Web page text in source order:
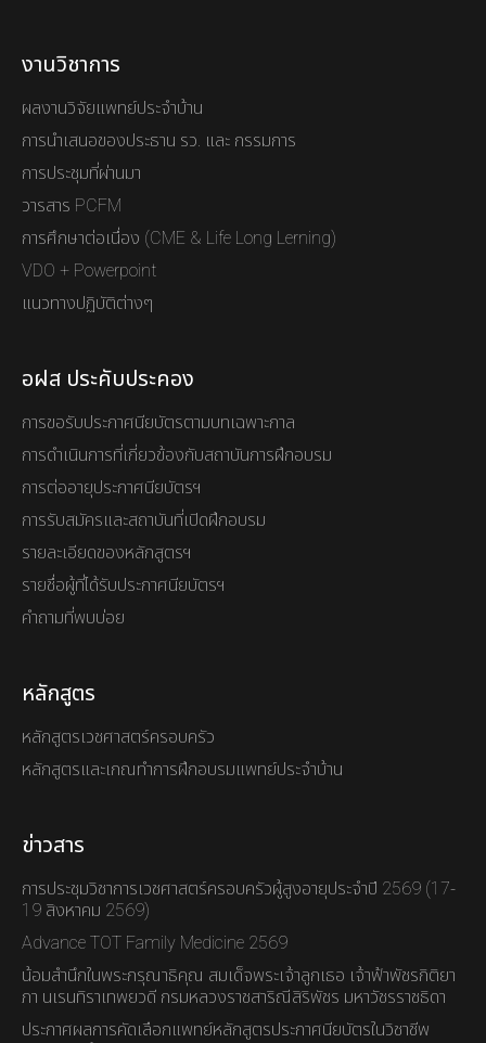
งานวิชาการ
ผลงานวิจัยแพทย์ประจำบ้าน
การนำเสนอของประธาน รว. และ กรรมการ
การประชุมที่ผ่านมา
วารสาร PCFM
การศึกษาต่อเนื่อง (CME & Life Long Lerning)
VDO + Powerpoint
แนวทางปฏิบัติต่างๆ
อฝส ประคับประคอง
การขอรับประกาศนียบัตรตามบทเฉพาะกาล
การดำเนินการที่เกี่ยวข้องกับสถาบันการฝึกอบรม
การต่ออายุประกาศนียบัตรฯ
การรับสมัครและสถาบันที่เปิดฝึกอบรม
รายละเอียดของหลักสูตรฯ
รายชื่อผู้ที่ได้รับประกาศนียบัตรฯ
คำถามที่พบบ่อย
หลักสูตร
หลักสูตรเวชศาสตร์ครอบครัว
หลักสูตรและเกณทำการฝึกอบรมแพทย์ประจำบ้าน
ข่าวสาร
การประชุมวิชาการเวชศาสตร์ครอบครัวผู้สูงอายุประจำปี 2569 (17-
19 สิงหาคม 2569)
Advance TOT Family Medicine 2569
น้อมสำนึกในพระกรุณาธิคุณ สมเด็จพระเจ้าลูกเธอ เจ้าฟ้าพัชรกิติยา
ภา นเรนทิราเทพยวดี กรมหลวงราชสาริณีสิริพัชร มหาวัชรราชธิดา
ประกาศผลการคัดเลือกแพทย์หลักสูตรประกาศนียบัตรในวิชาชีพ